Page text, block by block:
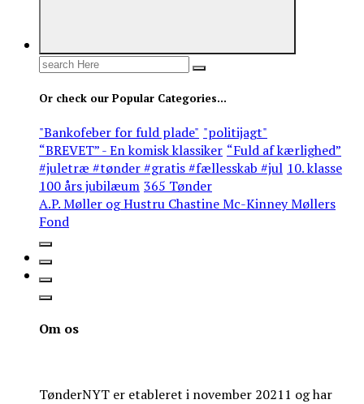
Search
Or check our Popular Categories...
"Bankofeber for fuld plade" "politijagt"
“BREVET” - En komisk klassiker “Fuld af kærlighed”
#juletræ #tønder #gratis #fællesskab #jul 10. klasse
100 års jubilæum 365 Tønder
A.P. Møller og Hustru Chastine Mc-Kinney Møllers
Fond
Om os
TønderNYT er etableret i november 20211 og har